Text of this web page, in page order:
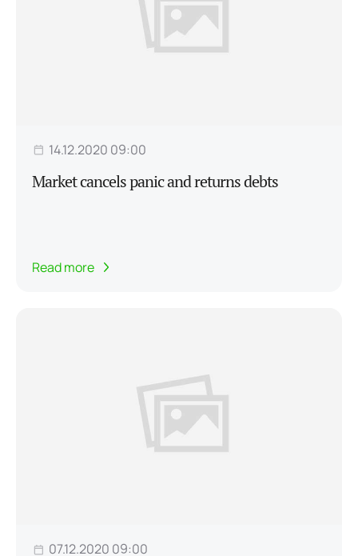
14.12.2020 09:00
Market cancels panic and returns debts
Read more
07.12.2020 09:00